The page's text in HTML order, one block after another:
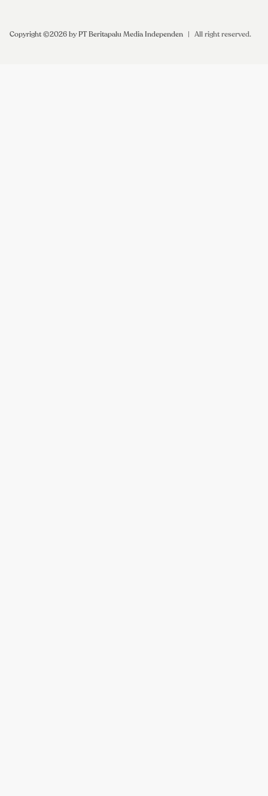
Copyright ©2026 by PT Beritapalu Media Independen All right reserved.